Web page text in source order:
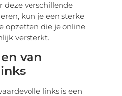
deze verschillende
kun je een sterke
opzetten die je online
versterkt.
van
links is een